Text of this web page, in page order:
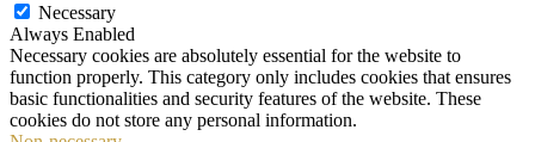
Necessary
Always Enabled
Necessary cookies are absolutely essential for the website to
function properly. This category only includes cookies that ensures
basic functionalities and security features of the website. These
cookies do not store any personal information.